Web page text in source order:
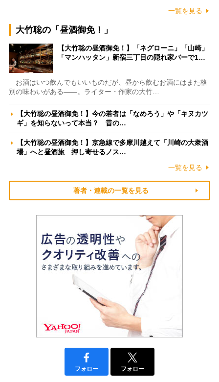
一覧を見る
大竹聡の「昼酒御免！」
【大竹聡の昼酒御免！】「ネグローニ」「山崎」
「マンハッタン」新宿三丁目の隠れ家バーで1…
お酒はいつ飲んでもいいものだが、昼から飲むお酒にはまた格
別の味わいがある――。ライター・作家の大竹…
【大竹聡の昼酒御免！】今の若者は「なめろう」や「キヌカツ
ギ」を知らないって本当？ 昔の…
【大竹聡の昼酒御免！】京急線で多摩川越えて「川崎の大衆酒
場」へと昼酒旅 押し寄せるノス…
一覧を見る
著者・連載の一覧を見る
フォロー フォロー